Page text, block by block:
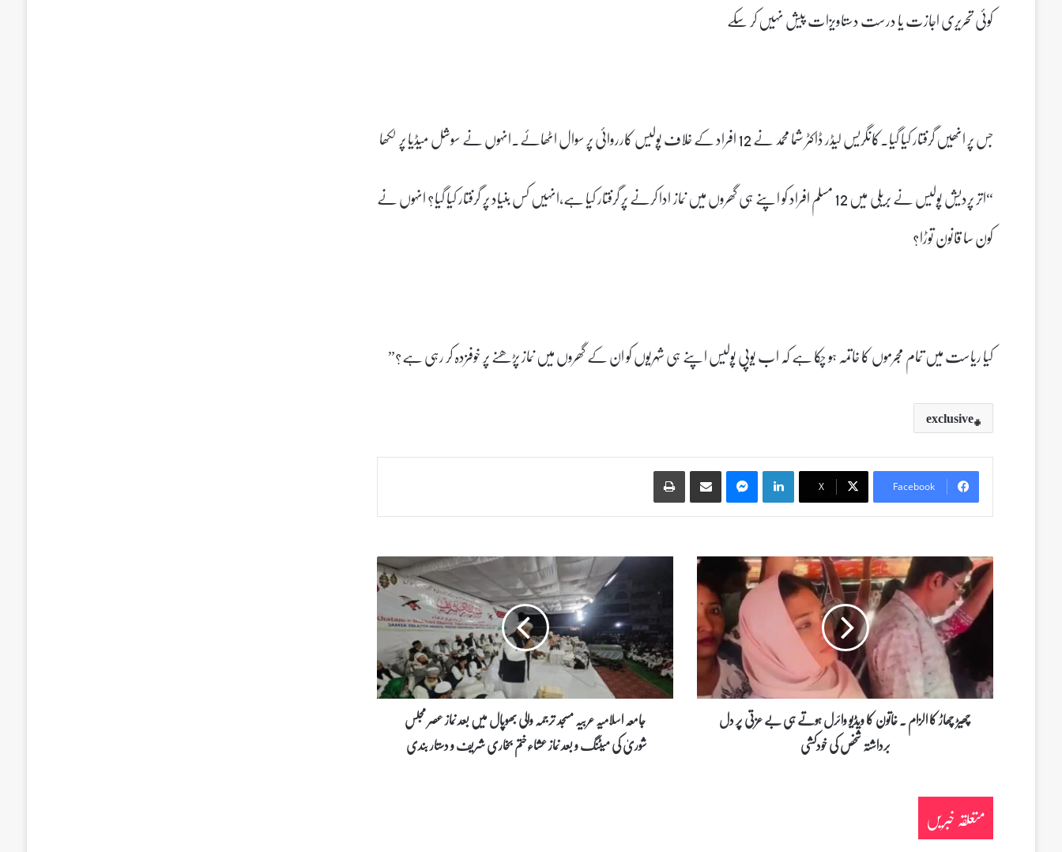
کوئی تحریری اجازت یا درست دستاویزات پیش نہیں کر سکے
جس پر انھیں گرفتار کیا گیا۔کانگریس لیڈر ڈاکٹر شما محمد نے 12 افراد کے خلاف پولیس کارروائی پر سوال اٹھائے۔انہوں نے سوشل میڈیا پر لکھا
“اتر پردیش پولیس نے بریلی میں 12 مسلم افراد کو اپنے ہی گھروں میں نماز ادا کرنے پر گرفتار کیا ہے،انہیں کس بنیاد پر گرفتار کیا گیا؟ انہوں نے
کون سا قانون توڑا؟
کیا ریاست میں تمام مجرموں کا خاتمہ ہو چکا ہے کہ اب یوپی پولیس اپنے ہی شہریوں کو ان کے گھروں میں نماز پڑھنے پر خوفزدہ کر رہی ہے؟”
exclusive
Facebook
X
LinkedIn
Messenger
Share via Email
Print
چ
ھ
ی
ڑ
ک
م
چھیڑ چھاڑ کا الزام ۔ خاتون کا ویڈیو وائرل ہوتے ہی بے عزتی پر دل
برداشتہ شخص کی خودکشی
ج
ا
س
ل
ا
جامعہ اسلامیہ عربیہ مسجد ترجمہ والی بھوپال میں بعد نماز عصر مجلس
شوریٰ کی میٹنگ و بعد نماز عشاءختم بخاری شریف و دستار بندی
متعلقہ خبریں